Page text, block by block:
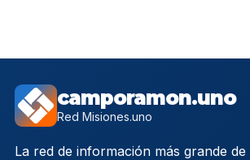
camporamon.uno
Red Misiones.uno
La red de información más grande de